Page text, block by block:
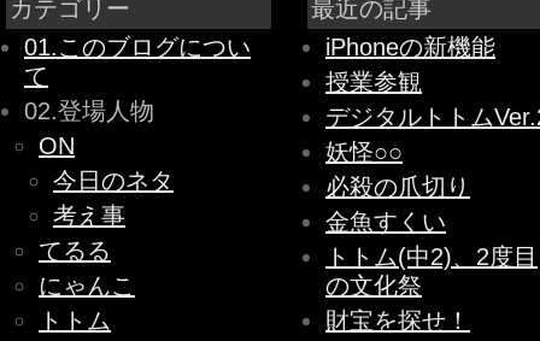
カテゴリー
01.このブログについ
て
02.登場人物
ON
今日のネタ
考え事
てるる
にゃんこ
トトム
最近の記事
iPhoneの新機能
授業参観
デジタルトトム
妖怪○○
必殺の爪切り
金魚すくい
トトム(中2)、2度目
の文化祭
財宝を探せ！